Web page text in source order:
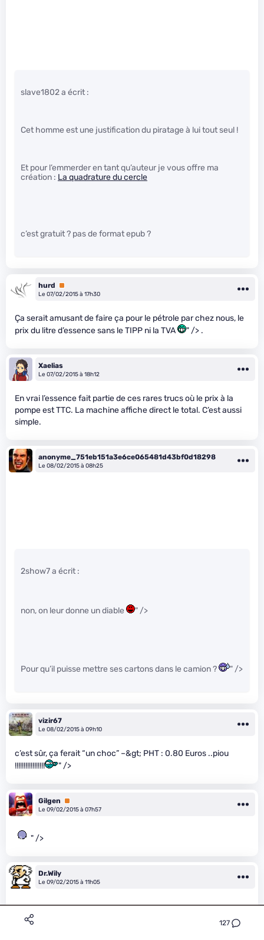
127
slave1802 a écrit :
Cet homme est une justification du piratage à lui tout seul !
Et pour l’emmerder en tant qu’auteur je vous offre ma
création : La quadrature du cercle
c’est gratuit ? pas de format epub ?
hurd
Premium
Le 07/02/2015 à 17h30
Ça serait amusant de faire ça pour le pétrole par chez nous, le
prix du litre d’essence sans le TIPP ni la TVA
" /> .
Xaelias
Le 07/02/2015 à 18h12
En vrai l’essence fait partie de ces rares trucs où le prix à la
pompe est TTC. La machine affiche direct le total. C’est aussi
simple.
anonyme_751eb151a3e6ce065481d43bf0d18298
Le 08/02/2015 à 08h25
2show7 a écrit :
non, on leur donne un diable " />
Pour qu’il puisse mettre ses cartons dans le camion ? " />
vizir67
Le 08/02/2015 à 09h10
c’est sûr, ça ferait “un choc” –&gt; PHT : 0.80 Euros ..piou
!!!!!!!!!!!!!!!!!
" />
Gilgen
Premium
Le 09/02/2015 à 07h57
" />
Dr.Wily
Le 09/02/2015 à 11h05